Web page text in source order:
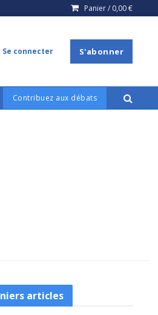
Panier / 0,00€
Se connecter S'abonner
Contribuez aux débats
articles